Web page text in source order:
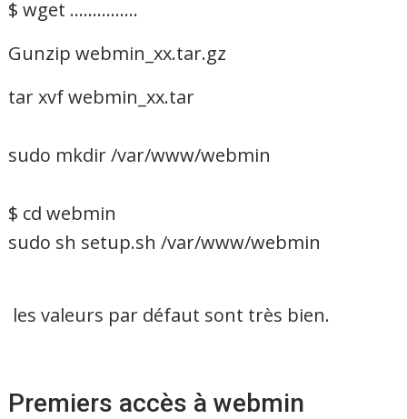
$ wget ……………
Gunzip webmin_xx.tar.gz
tar xvf webmin_xx.tar
sudo mkdir /var/www/webmin
$ cd webmin
sudo sh setup.sh /var/www/webmin
les valeurs par défaut sont très bien.
Premiers accès à webmin